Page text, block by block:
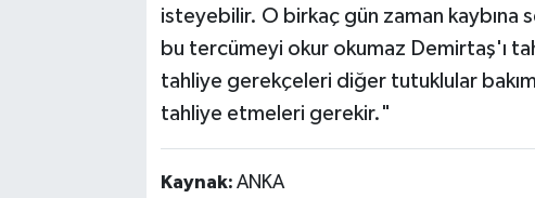
isteyebilir. O birkaç gün zaman kaybına
bu tercümeyi okur okumaz Demirtaş'ı
tahliye gerekçeleri diğer tutuklular
tahliye etmeleri gerekir."
Kaynak: ANKA